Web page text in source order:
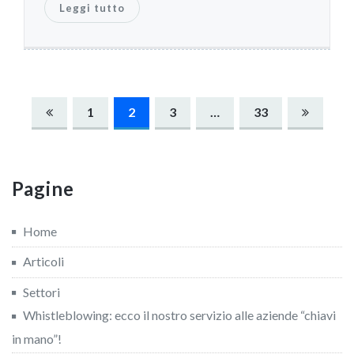
Leggi tutto
Navigazione
articoli
1 2 3 33
Pagine
Home
Articoli
Settori
Whistleblowing: ecco il nostro servizio alle aziende “chiavi
in mano”!